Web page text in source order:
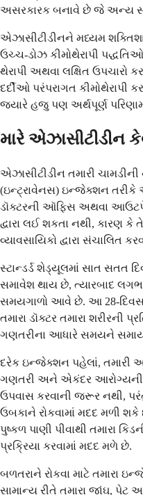
અસરકારક બનાવે છે જે અન્ય
એઝાસીટીડીનને મધ્યમ
ઉચ્ચ-ડોઝ કીમોથેરાપી
થેરાપી અથવા લક્ષિત ઉપચારો
દર્દીઓ પરંપરાગત કીમોથેરાપી
જ્યારે હજુ પણ અર્થપૂર્ણ
મારે એઝાસીટીડીન
એઝાસીટીડીન તમારી
(ઇન્ટ્રાવેનસ) ઇન્જેક્શન તરીકે
ડૉક્ટરની ઑફિસ અથવા
દ્વારા લઈ શકતા નથી, કારણ
વ્યાવસાયિકો દ્વારા સંચાલિત
સ્ટાન્ડર્ડ શેડ્યૂલમાં સાત સતત
સમાવેશ થાય છે, ત્યારબાદ
સમયગાળો આવે છે. આ 28-
તમારા ડૉક્ટર તમારા શરીરની
ગણતરીના આધારે સમયને
દરેક ઇન્જેક્શન પહેલાં, તમારી
ગણતરી અને એકંદર આરોગ્યની
ઉપવાસ કરવાની જરૂર નથી,
ઉબકાને રોકવામાં મદદ મળી શકે
પુષ્કળ પાણી પીવાથી તમારા
પ્રક્રિયા કરવામાં મદદ મળે છે.
બળતરાને રોકવા માટે તમારા
સામાન્ય રીતે તમારા જાંઘ, પેટ